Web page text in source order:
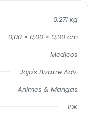
0,271 kg
0,00 × 0,00 × 0,00 cm
Medicos
Jojo's Bizarre Adv.
Animes & Mangas
IDK